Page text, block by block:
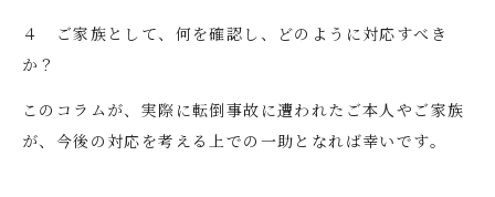
４ ご家族として、何を確認し、どのように対応すべき
か？
このコラムが、実際に転倒事故に遭われたご本人やご家族
が、今後の対応を考える上での一助となれば幸いです。